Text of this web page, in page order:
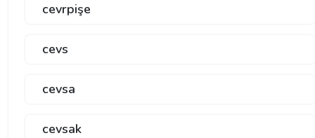
cevrpişe
cevs
cevsa
cevsak